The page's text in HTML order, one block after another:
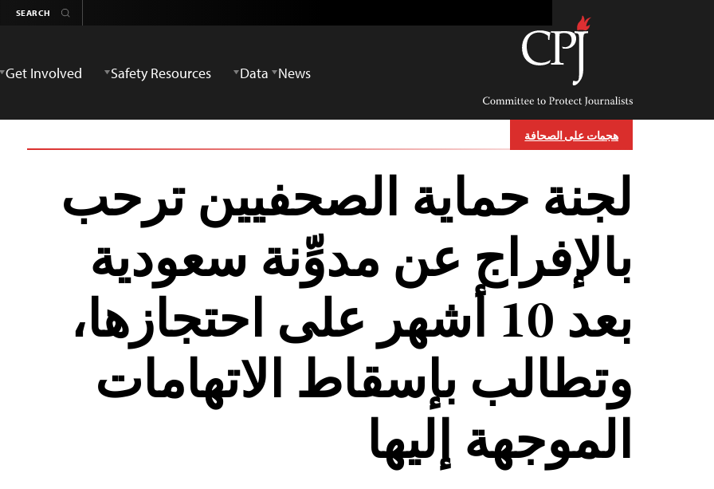
Committee
Protect
Journalists
News
Data
Safety Resources
Get Involved
هجمات على الصحافة
لجنة حماية الصحفيين ترحب
بالإفراج عن مدوِّنة سعودية
بعد 10 أشهر على احتجازها،
وتطالب بإسقاط الاتهامات
الموجهة إليها